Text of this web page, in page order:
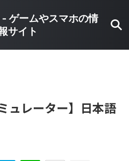
ゲームやスマホの情
サイト
ュレーター】日本語